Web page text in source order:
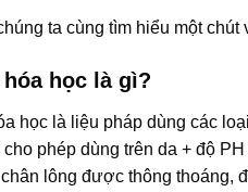
ta cùng tìm hiểu một chút
hóa học là gì?
học là liệu pháp dùng các
phép dùng trên da + độ
lông được thông thoáng,